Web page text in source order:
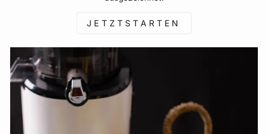
JETZTSTARTEN